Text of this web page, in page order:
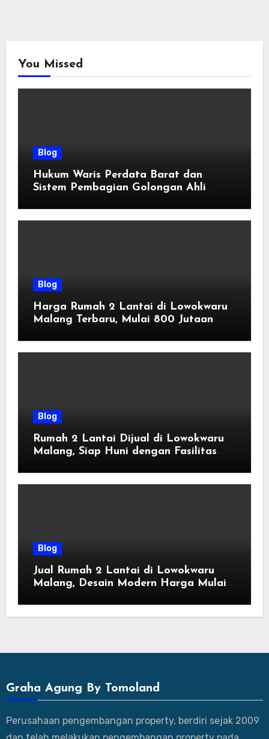
You Missed
Blog
Hukum Waris Perdata Barat dan
Sistem Pembagian Golongan Ahli
Blog
Harga Rumah 2 Lantai di Lowokwaru
Malang Terbaru, Mulai 800 Jutaan
Blog
Rumah 2 Lantai Dijual di Lowokwaru
Malang, Siap Huni dengan Fasilitas
Blog
Jual Rumah 2 Lantai di Lowokwaru
Malang, Desain Modern Harga Mulai
Graha Agung By Tomoland
Perusahaan pengembangan property, berdiri sejak 2009